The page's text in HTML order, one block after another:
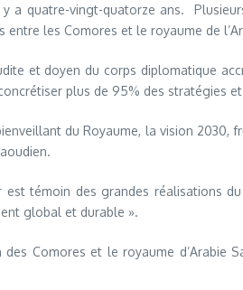
a quatre-vingt-quatorze ans.
les Comores et le royaume de
et doyen du corps diplomatique
plus de 95% des stratégies
du Royaume, la vision
est témoin des grandes réalisations
global et durable ».
Comores et le royaume d’Arabie